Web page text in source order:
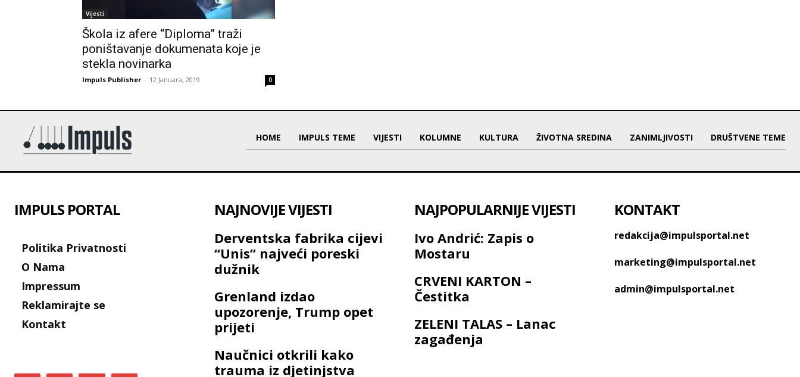
Vijesti
Škola iz afere “Diploma” traži
poništavanje dokumenata koje je
stekla novinarka
Impuls Publisher - 12 Januara, 2019 0
HOME IMPULS TEME VIJESTI KOLUMNE KULTURA ŽIVOTNA SREDINA ZANIMLJIVOSTI DRUŠTVENE TEME
IMPULS PORTAL
Politika Privatnosti
O Nama
Impressum
Reklamirajte se
Kontakt
NAJNOVIJE VIJESTI
Derventska fabrika cijevi
“Unis” najveći poreski
dužnik
Grenland izdao
upozorenje, Trump opet
prijeti
Naučnici otkrili kako
trauma iz djetinjstva
NAJPOPULARNIJE VIJESTI
Ivo Andrić: Zapis o
Mostaru
CRVENI KARTON –
Čestitka
ZELENI TALAS – Lanac
zagađenja
KONTAKT
redakcija@impulsportal.net
marketing@impulsportal.net
admin@impulsportal.net